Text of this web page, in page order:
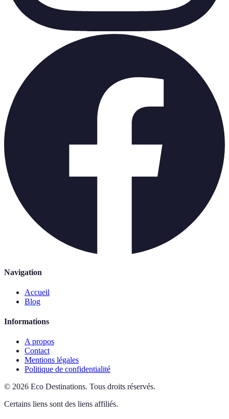
Navigation
Accueil
Blog
Informations
A propos
Contact
Mentions légales
Politique de confidentialité
© 2026 Eco Destinations. Tous droits réservés.
Certains liens sont des liens affiliés.